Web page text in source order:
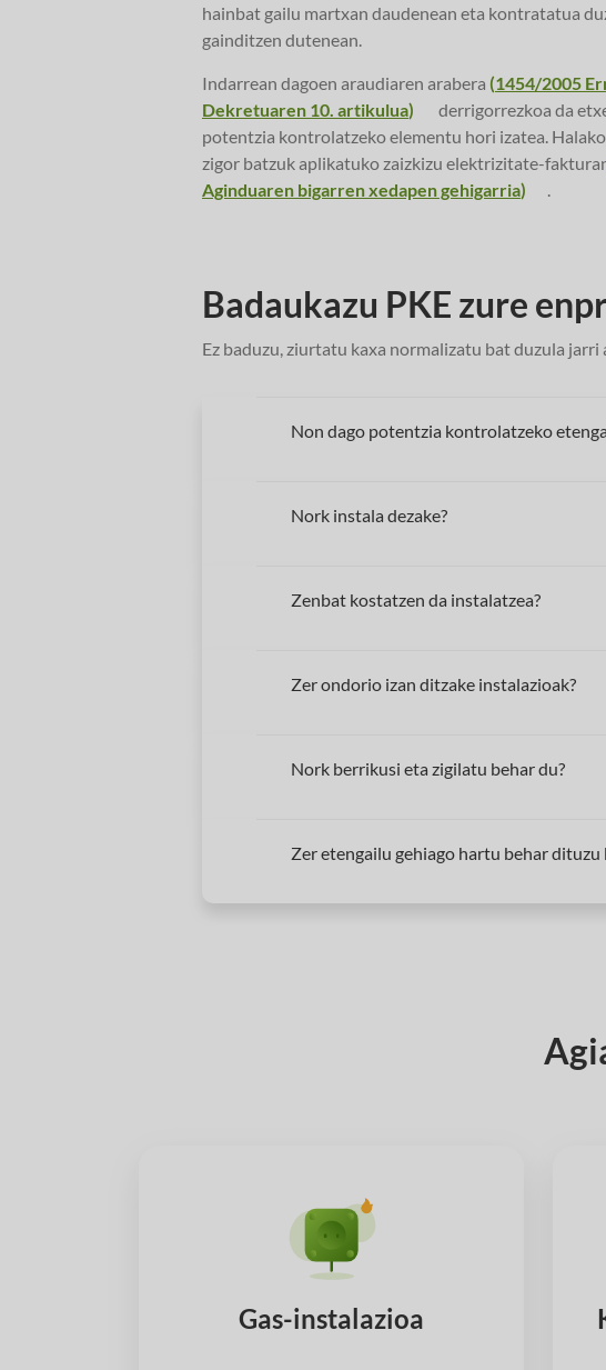
hainbat gailu martxan daudenean eta kontratatua
gainditzen dutenean.
Indarrean dagoen araudiaren arabera (1454/2005
Dekretuaren 10. artikulua)
derrigorrezkoa da
potentzia kontrolatzeko elementu hori izatea.
zigor batzuk aplikatuko zaizkizu elektrizitate-
Aginduaren bigarren xedapen gehigarria) .
Badaukazu PKE zure
Ez baduzu, ziurtatu kaxa normalizatu bat duzula
Non dago potentzia kontrolatzeko
Nork instala dezake?
Zenbat kostatzen da instalatzea?
Zer ondorio izan ditzake instalazioak?
Nork berrikusi eta zigilatu behar du?
Zer etengailu gehiago hartu behar dituzu
Gas-instalazioa